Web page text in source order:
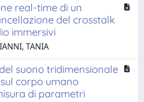
real-time di un
del crosstalk
immersivi
TANIA
suono tridimensionale
corpo umano
di parametri